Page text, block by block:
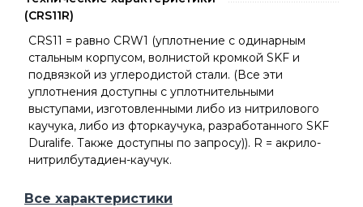
(CRS11R)
CRS11 = равно CRW1 (уплотнение с одинарным
стальным корпусом, волнистой кромкой SKF и
подвязкой из углеродистой стали. (Все эти
уплотнения доступны с уплотнительными
выступами, изготовленными либо из нитрилового
каучука, либо из фторкаучука, разработанного SKF
Duralife. Также доступны по запросу)). R = акрило-
нитрилбутадиен-каучук.
Все характеристики